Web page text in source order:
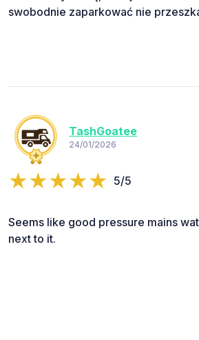
swobodnie zaparkować nie
TashGoatee
24/01/2026
5/5
Seems like good pressure mains
next to it.